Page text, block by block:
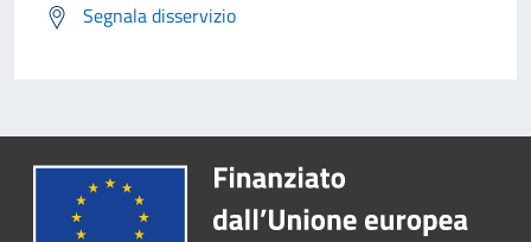
Segnala disservizio